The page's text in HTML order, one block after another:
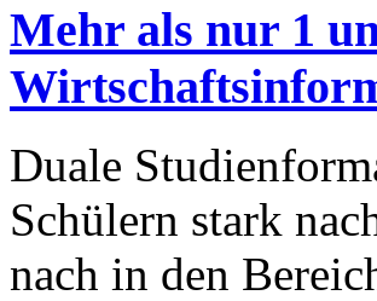
Mehr als nur 1
Duale
Schülern stark
nach in den